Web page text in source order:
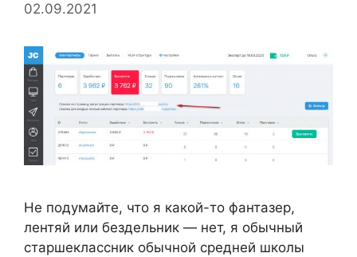
02.09.2021
Не подумайте, что я какой-то фантазер,
лентяй или бездельник — нет, я обычный
старшеклассник обычной средней школы